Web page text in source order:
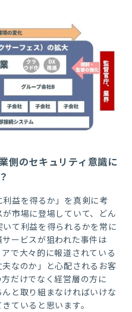
側のセキュリティ意識に
益を得るか」を真剣に考
市場に登場していて、どん
て利益を得られるかを常に
ービスが狙われた事件は
で大々的に報道されている
なのか」と心配されるお客
だけでなく経営層の方に
と取り組まなければいけな
ていると思います。